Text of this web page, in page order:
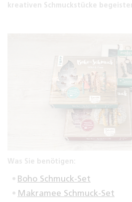
kreativen Schmuckstücke
Was Sie benötigen:
Boho Schmuck-Set
Makramee Schmuck-Set